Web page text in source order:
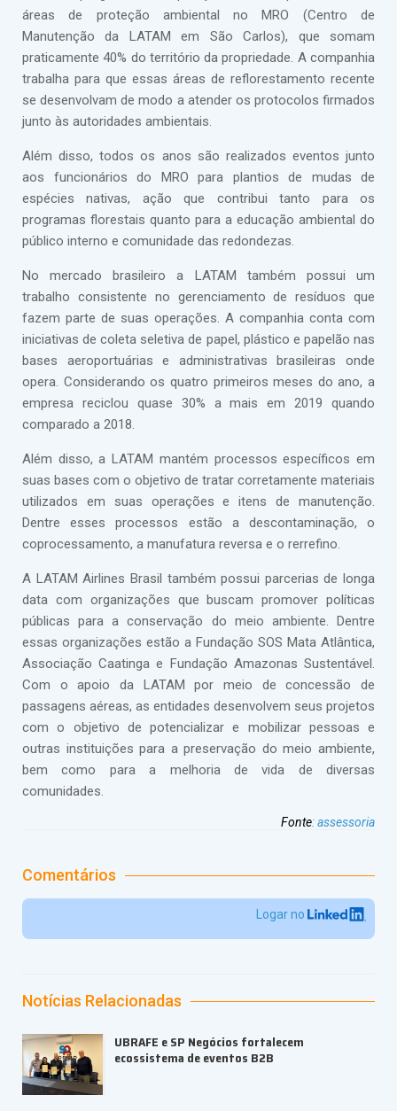
áreas de proteção ambiental no MRO (Centro de
Manutenção da LATAM em São Carlos), que somam
praticamente 40% do território da propriedade. A companhia
trabalha para que essas áreas de reflorestamento recente
se desenvolvam de modo a atender os protocolos firmados
junto às autoridades ambientais.
Além disso, todos os anos são realizados eventos junto
aos funcionários do MRO para plantios de mudas de
espécies nativas, ação que contribui tanto para os
programas florestais quanto para a educação ambiental do
público interno e comunidade das redondezas.
No mercado brasileiro a LATAM também possui um
trabalho consistente no gerenciamento de resíduos que
fazem parte de suas operações. A companhia conta com
iniciativas de coleta seletiva de papel, plástico e papelão nas
bases aeroportuárias e administrativas brasileiras onde
opera. Considerando os quatro primeiros meses do ano, a
empresa reciclou quase 30% a mais em 2019 quando
comparado a 2018.
Além disso, a LATAM mantém processos específicos em
suas bases com o objetivo de tratar corretamente materiais
utilizados em suas operações e itens de manutenção.
Dentre esses processos estão a descontaminação, o
coprocessamento, a manufatura reversa e o rerrefino.
A LATAM Airlines Brasil também possui parcerias de longa
data com organizações que buscam promover políticas
públicas para a conservação do meio ambiente. Dentre
essas organizações estão a Fundação SOS Mata Atlântica,
Associação Caatinga e Fundação Amazonas Sustentável.
Com o apoio da LATAM por meio de concessão de
passagens aéreas, as entidades desenvolvem seus projetos
com o objetivo de potencializar e mobilizar pessoas e
outras instituições para a preservação do meio ambiente,
bem como para a melhoria de vida de diversas
comunidades.
Fonte:assessoria
Comentários
Logar no
Notícias Relacionadas
UBRAFE e SP Negócios fortalecem
ecossistema de eventos B2B